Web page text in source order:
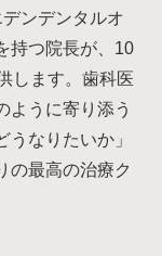
ンデンタルオ
持つ院長が、10
します。歯科医
ように寄り添う
なりたいか」
の最高の治療ク